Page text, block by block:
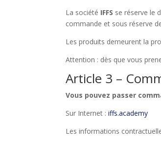
La société IFFS se réserve le
commande et sous réserve
Les produits demeurent la
Attention : dès que vous
Article 3 –
Vous pouvez passer
Sur Internet :iffs.academy
Les informations